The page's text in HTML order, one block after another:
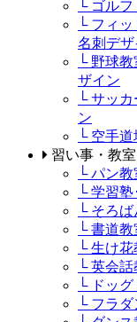
└ ゴル
└ フィ
名刺デザ
└ 野球
ザイン
└ サッ
ン
└ 空手
習い事・教
└ パン
└ 学習
└ そろ
└ 書道
└ 生け
└ 英会
└ ドッ
└ フラ